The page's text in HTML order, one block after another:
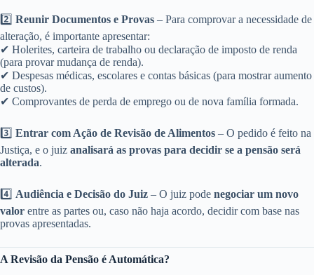
2️⃣ Reunir Documentos e Provas – Para comprovar a necessidade de
alteração, é importante apresentar:
✔ Holerites, carteira de trabalho ou declaração de imposto de renda
(para provar mudança de renda).
✔ Despesas médicas, escolares e contas básicas (para mostrar aumento
de custos).
✔ Comprovantes de perda de emprego ou de nova família formada.
3️⃣ Entrar com Ação de Revisão de Alimentos – O pedido é feito na
Justiça, e o juiz analisará as provas para decidir se a pensão será
alterada.
4️⃣ Audiência e Decisão do Juiz – O juiz pode negociar um novo
valor entre as partes ou, caso não haja acordo, decidir com base nas
provas apresentadas.
A Revisão da Pensão é Automática?